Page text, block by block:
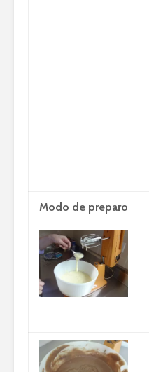
Modo de preparo